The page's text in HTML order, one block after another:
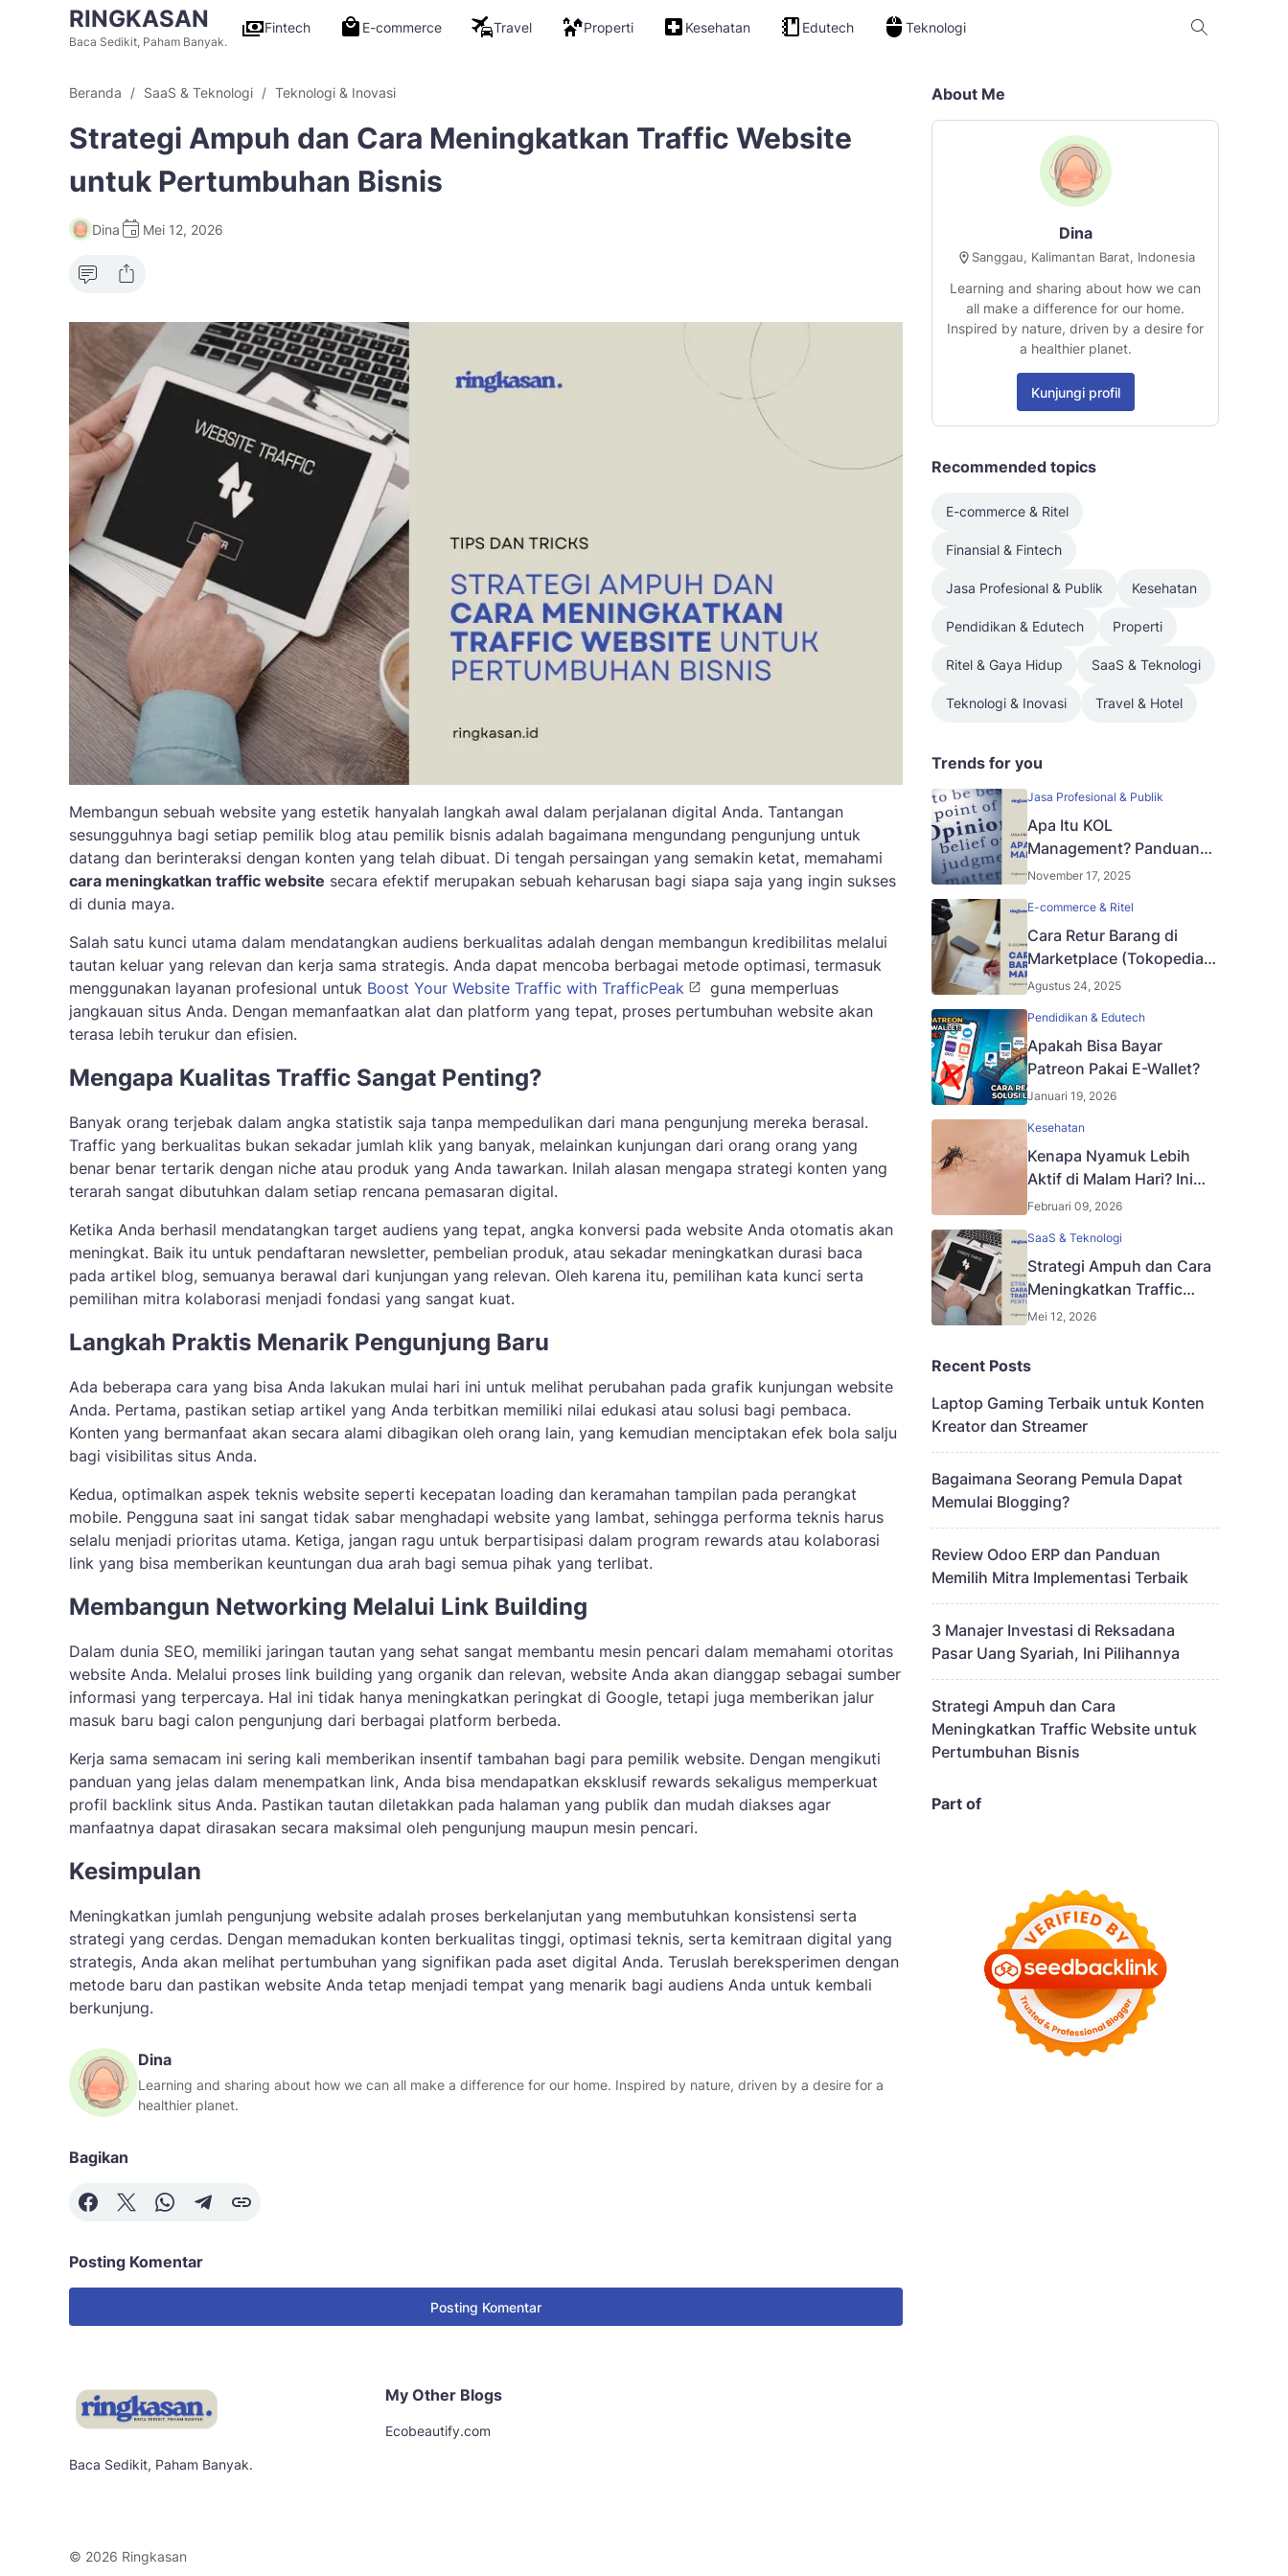
RINGKASAN
Baca Sedikit, Paham Banyak.
Fintech E-commerce Travel Properti Kesehatan Edutech Teknologi
Beranda SaaS & Teknologi Teknologi & Inovasi
Strategi Ampuh dan Cara Meningkatkan Traffic Website
untuk Pertumbuhan Bisnis
Dina Mei 12, 2026
Membangun sebuah website yang estetik hanyalah langkah awal dalam perjalanan digital Anda. Tantangan
sesungguhnya bagi setiap pemilik blog atau pemilik bisnis adalah bagaimana mengundang pengunjung untuk
datang dan berinteraksi dengan konten yang telah dibuat. Di tengah persaingan yang semakin ketat, memahami
cara meningkatkan traffic website secara efektif merupakan sebuah keharusan bagi siapa saja yang ingin sukses
di dunia maya.
Salah satu kunci utama dalam mendatangkan audiens berkualitas adalah dengan membangun kredibilitas melalui
tautan keluar yang relevan dan kerja sama strategis. Anda dapat mencoba berbagai metode optimasi, termasuk
menggunakan layanan profesional untuk Boost Your Website Traffic with TrafficPeak
guna memperluas
jangkauan situs Anda. Dengan memanfaatkan alat dan platform yang tepat, proses pertumbuhan website akan
terasa lebih terukur dan efisien.
Mengapa Kualitas Traffic Sangat Penting?
Banyak orang terjebak dalam angka statistik saja tanpa mempedulikan dari mana pengunjung mereka berasal.
Traffic yang berkualitas bukan sekadar jumlah klik yang banyak, melainkan kunjungan dari orang orang yang
benar benar tertarik dengan niche atau produk yang Anda tawarkan. Inilah alasan mengapa strategi konten yang
terarah sangat dibutuhkan dalam setiap rencana pemasaran digital.
Ketika Anda berhasil mendatangkan target audiens yang tepat, angka konversi pada website Anda otomatis akan
meningkat. Baik itu untuk pendaftaran newsletter, pembelian produk, atau sekadar meningkatkan durasi baca
pada artikel blog, semuanya berawal dari kunjungan yang relevan. Oleh karena itu, pemilihan kata kunci serta
pemilihan mitra kolaborasi menjadi fondasi yang sangat kuat.
Langkah Praktis Menarik Pengunjung Baru
Ada beberapa cara yang bisa Anda lakukan mulai hari ini untuk melihat perubahan pada grafik kunjungan website
Anda. Pertama, pastikan setiap artikel yang Anda terbitkan memiliki nilai edukasi atau solusi bagi pembaca.
Konten yang bermanfaat akan secara alami dibagikan oleh orang lain, yang kemudian menciptakan efek bola salju
bagi visibilitas situs Anda.
Kedua, optimalkan aspek teknis website seperti kecepatan loading dan keramahan tampilan pada perangkat
mobile. Pengguna saat ini sangat tidak sabar menghadapi website yang lambat, sehingga performa teknis harus
selalu menjadi prioritas utama. Ketiga, jangan ragu untuk berpartisipasi dalam program rewards atau kolaborasi
link yang bisa memberikan keuntungan dua arah bagi semua pihak yang terlibat.
Membangun Networking Melalui Link Building
Dalam dunia SEO, memiliki jaringan tautan yang sehat sangat membantu mesin pencari dalam memahami otoritas
website Anda. Melalui proses link building yang organik dan relevan, website Anda akan dianggap sebagai sumber
informasi yang terpercaya. Hal ini tidak hanya meningkatkan peringkat di Google, tetapi juga memberikan jalur
masuk baru bagi calon pengunjung dari berbagai platform berbeda.
Kerja sama semacam ini sering kali memberikan insentif tambahan bagi para pemilik website. Dengan mengikuti
panduan yang jelas dalam menempatkan link, Anda bisa mendapatkan eksklusif rewards sekaligus memperkuat
profil backlink situs Anda. Pastikan tautan diletakkan pada halaman yang publik dan mudah diakses agar
manfaatnya dapat dirasakan secara maksimal oleh pengunjung maupun mesin pencari.
Kesimpulan
Meningkatkan jumlah pengunjung website adalah proses berkelanjutan yang membutuhkan konsistensi serta
strategi yang cerdas. Dengan memadukan konten berkualitas tinggi, optimasi teknis, serta kemitraan digital yang
strategis, Anda akan melihat pertumbuhan yang signifikan pada aset digital Anda. Teruslah bereksperimen dengan
metode baru dan pastikan website Anda tetap menjadi tempat yang menarik bagi audiens Anda untuk kembali
berkunjung.
Dina
Learning and sharing about how we can all make a difference for our home. Inspired by nature, driven by a desire for a
healthier planet.
Bagikan
Posting Komentar
Posting Komentar
About Me
Dina
Sanggau, Kalimantan Barat, Indonesia
Learning and sharing about how we can
all make a difference for our home.
Inspired by nature, driven by a desire for
a healthier planet.
Kunjungi profil
Recommended topics
E-commerce & Ritel
Finansial & Fintech
Jasa Profesional & Publik Kesehatan
Pendidikan & Edutech Properti
Ritel & Gaya Hidup SaaS & Teknologi
Teknologi & Inovasi Travel & Hotel
Trends for you
Jasa Profesional & Publik
Apa Itu KOL
Management? Panduan
Lengkap untuk Brand dan
November 17, 2025
E-commerce & Ritel
Cara Retur Barang di
Marketplace (Tokopedia,
Shopee, Lazada)
Agustus 24, 2025
Pendidikan & Edutech
Apakah Bisa Bayar
Patreon Pakai E-Wallet?
Januari 19, 2026
Kesehatan
Kenapa Nyamuk Lebih
Aktif di Malam Hari? Ini
Penjelasannya
Februari 09, 2026
SaaS & Teknologi
Strategi Ampuh dan Cara
Meningkatkan Traffic
Website untuk
Mei 12, 2026
Recent Posts
Laptop Gaming Terbaik untuk Konten
Kreator dan Streamer
Bagaimana Seorang Pemula Dapat
Memulai Blogging?
Review Odoo ERP dan Panduan
Memilih Mitra Implementasi Terbaik
3 Manajer Investasi di Reksadana
Pasar Uang Syariah, Ini Pilihannya
Strategi Ampuh dan Cara
Meningkatkan Traffic Website untuk
Pertumbuhan Bisnis
Part of
Baca Sedikit, Paham Banyak.
My Other Blogs
Ecobeautify.com
© 2026 Ringkasan